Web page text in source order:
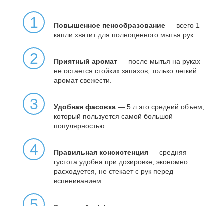
1 Повышенное пенообразование — всего 1
капли хватит для полноценного мытья рук.
2 Приятный аромат — после мытья на руках
не остается стойких запахов, только легкий
аромат свежести.
3 Удобная фасовка — 5 л это средний объем,
который пользуется самой большой
популярностью.
4 Правильная консистенция — средняя
густота удобна при дозировке, экономно
расходуется, не стекает с рук перед
вспениванием.